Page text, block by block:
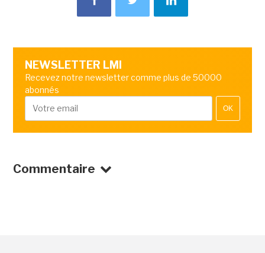
NEWSLETTER LMI
Recevez notre newsletter comme plus de 50000
abonnés
OK
Commentaire